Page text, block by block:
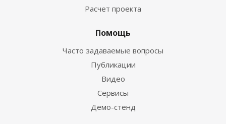
Расчет проекта
Помощь
Часто задаваемые вопросы
Публикации
Видео
Сервисы
Демо-стенд